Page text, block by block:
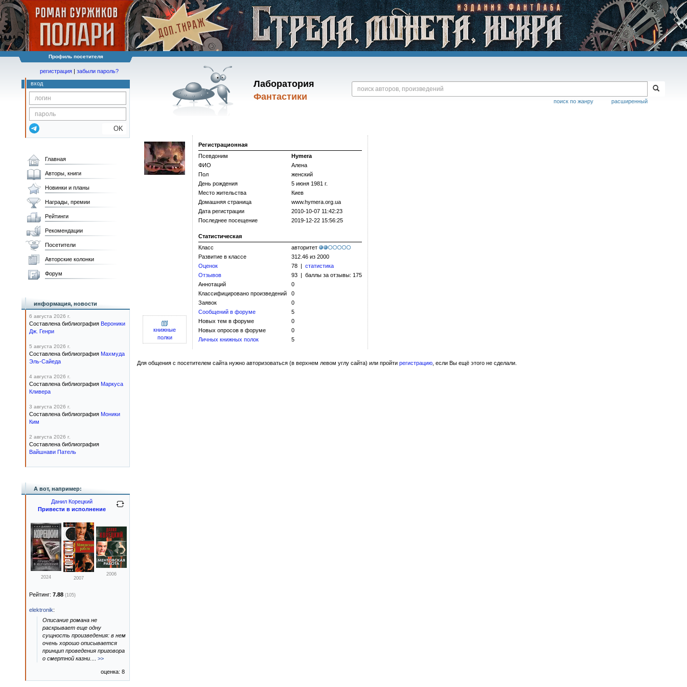
Профиль посетителя
Лаборатория
Фантастики
расширенный
поиск по жанру
регистрация | забыли пароль?
вход
OK
Регистрационная
Псевдоним
Hymera
ФИО
Алена
Пол
женский
День рождения
5 июня 1981 г.
Место жительства
Киев
Домашняя страница
www.hymera.org.ua
Дата регистрации
2010-10-07 11:42:23
Последнее посещение
2019-12-22 15:56:25
Статистическая
Класс
авторитет
Развитие в классе
312.46 из 2000
Оценок
78 | статистика
Отзывов
93 | баллы за отзывы: 175
Аннотаций
0
Классифицировано произведений
0
Заявок
0
Сообщений в форуме
5
Новых тем в форуме
0
Новых опросов в форуме
0
Личных книжных полок
5
книжные
полки
Для общения с посетителем сайта нужно авторизоваться (в верхнем левом углу сайта) или пройти регистрацию , если Вы ещё этого не сделали.
Главная
Авторы, книги
Новинки и планы
Награды, премии
Рейтинги
Рекомендации
Посетители
Авторские колонки
Форум
информация, новости
6 августа 2026 г.
Составлена библиография Вероники
Дж. Генри
5 августа 2026 г.
Составлена библиография Махмуда
Эль-Сайеда
4 августа 2026 г.
Составлена библиография Маркуса
Кливера
3 августа 2026 г.
Составлена библиография Моники
Ким
2 августа 2026 г.
Составлена библиография
Вайшнави Патель
А вот, например:
Данил Корецкий
Привести в исполнение
2024 2007
2006
Рейтинг: 7.88 (105)
elektronik:
Описание романа не
раскрывает еще одну
сущность произведения: в нем
очень хорошо описывается
принцип проведения приговора
о смертной казни.
>>
оценка: 8